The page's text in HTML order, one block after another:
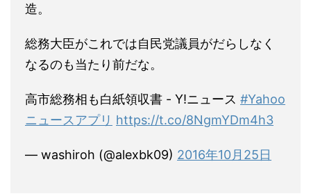
造。
総務大臣がこれでは自民党議員がだらしなく
なるのも当たり前だな。
高市総務相も白紙領収書 - Y!ニュース #Yahoo
ニュースアプリ https://t.co/8NgmYDm4h3
— washiroh (@alexbk09) 2016年10月25日